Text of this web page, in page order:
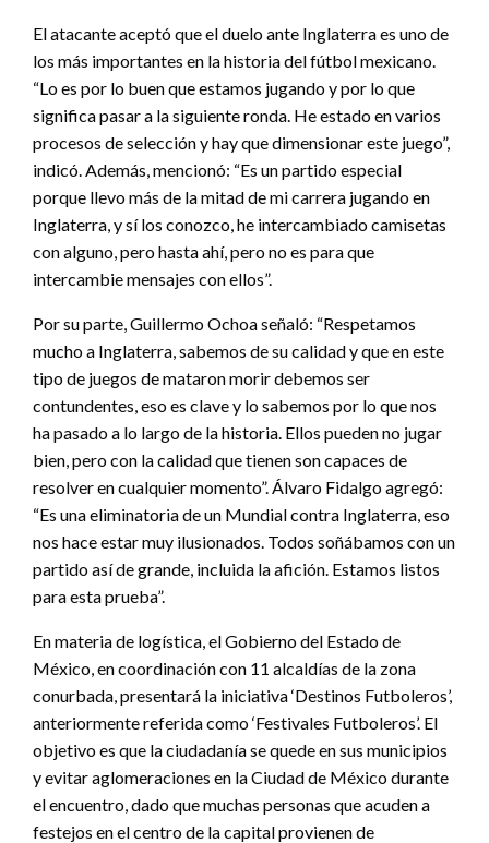
El atacante aceptó que el duelo ante Inglaterra es uno de
los más importantes en la historia del fútbol mexicano.
“Lo es por lo buen que estamos jugando y por lo que
significa pasar a la siguiente ronda. He estado en varios
procesos de selección y hay que dimensionar este juego”,
indicó. Además, mencionó: “Es un partido especial
porque llevo más de la mitad de mi carrera jugando en
Inglaterra, y sí los conozco, he intercambiado camisetas
con alguno, pero hasta ahí, pero no es para que
intercambie mensajes con ellos”.
Por su parte, Guillermo Ochoa señaló: “Respetamos
mucho a Inglaterra, sabemos de su calidad y que en este
tipo de juegos de mataron morir debemos ser
contundentes, eso es clave y lo sabemos por lo que nos
ha pasado a lo largo de la historia. Ellos pueden no jugar
bien, pero con la calidad que tienen son capaces de
resolver en cualquier momento”. Álvaro Fidalgo agregó:
“Es una eliminatoria de un Mundial contra Inglaterra, eso
nos hace estar muy ilusionados. Todos soñábamos con un
partido así de grande, incluida la afición. Estamos listos
para esta prueba”.
En materia de logística, el Gobierno del Estado de
México, en coordinación con 11 alcaldías de la zona
conurbada, presentará la iniciativa ‘Destinos Futboleros’,
anteriormente referida como ‘Festivales Futboleros’. El
objetivo es que la ciudadanía se quede en sus municipios
y evitar aglomeraciones en la Ciudad de México durante
el encuentro, dado que muchas personas que acuden a
festejos en el centro de la capital provienen de